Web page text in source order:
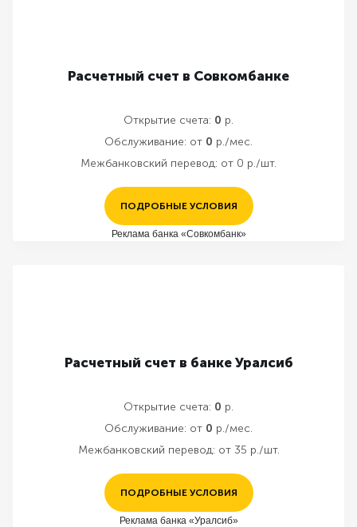
Расчетный счет в Совкомбанке
Открытие счета: 0 р.
Обслуживание: от 0 р./мес.
Межбанковский перевод: от 0 р./шт.
ПОДРОБНЫЕ УСЛОВИЯ
Реклама банка «Совкомбанк»
Расчетный счет в банке Уралсиб
Открытие счета: 0 р.
Обслуживание: от 0 р./мес.
Межбанковский перевод: от 35 р./шт.
ПОДРОБНЫЕ УСЛОВИЯ
Реклама банка «Уралсиб»